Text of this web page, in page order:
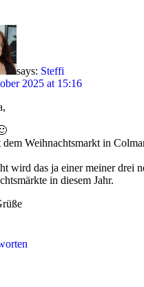
says: Steffi
2025 at 15:16
dem Weihnachtsmarkt in
wird das ja einer meiner drei
in diesem Jahr.